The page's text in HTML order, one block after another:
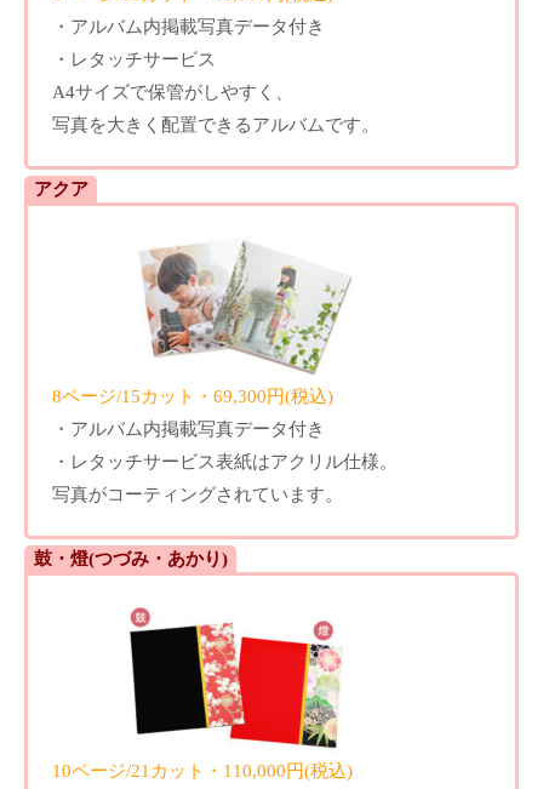
・アルバム内掲載写真データ付き
・レタッチサービス
A4サイズで保管がしやすく、
写真を大きく配置できるアルバムです。
アクア
8ページ/15カット・69,300円(税込)
・アルバム内掲載写真データ付き
・レタッチサービス表紙はアクリル仕様。
写真がコーティングされています。
鼓・燈(つづみ・あかり)
10ページ/21カット・110,000円(税込)